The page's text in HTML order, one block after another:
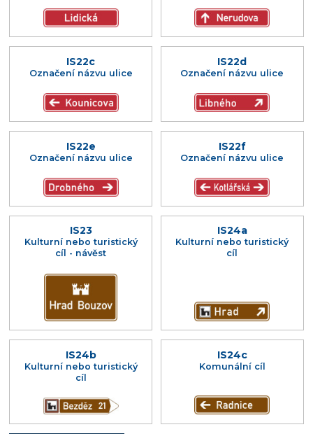
IS22c
Označení názvu ulice
IS22d
Označení názvu ulice
IS22e
Označení názvu ulice
IS22f
Označení názvu ulice
IS23
Kulturní nebo turistický
cíl - návěst
IS24a
Kulturní nebo turistický
cíl
IS24b
Kulturní nebo turistický
cíl
IS24c
Komunální cíl